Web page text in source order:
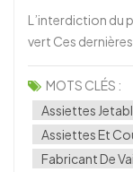
L’interdiction du
vert Ces
plastique a
gouvernements
décisives. L’une
l’interdiction du
MOTS CLÉS :
Assiettes
Assiettes Et
Fabricant De